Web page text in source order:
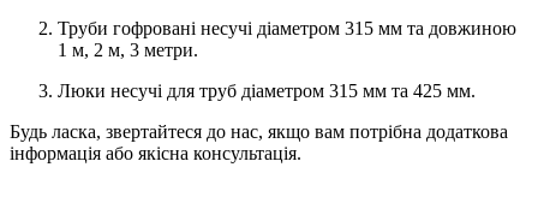
Труби гофровані несучі діаметром 315 мм та довжиною
1 м, 2 м, 3 метри.
Люки несучі для труб діаметром 315 мм та 425 мм.
Будь ласка, звертайтеся до нас, якщо вам потрібна додаткова
інформація або якісна консультація.